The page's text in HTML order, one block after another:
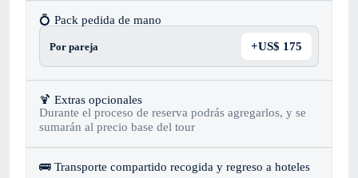
💍 Pack pedida de mano
Por pareja +US$ 175
🍹 Extras opcionales
Durante el proceso de reserva podrás agregarlos, y se
sumarán al precio base del tour
🚌 Transporte compartido recogida y regreso a hoteles